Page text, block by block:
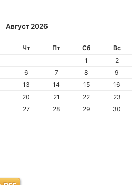
Август 2026
Чт Пт Сб
Вс
1
2
6 7 8
9
13 14 15
16
20 21 22
23
27 28 29
30